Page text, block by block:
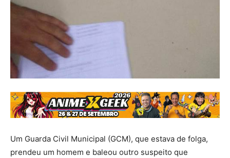
Um Guarda Civil Municipal (GCM), que estava de folga,
prendeu um homem e baleou outro suspeito que